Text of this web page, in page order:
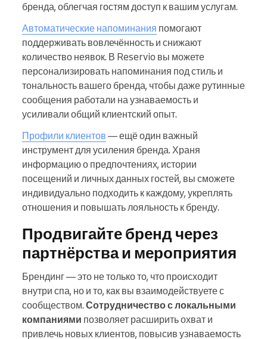
бренда, облегчая гостям доступ к вашим услугам.
Автоматические напоминания помогают
поддерживать вовлечённость и снижают
количество неявок. В Reservio вы можете
персонализировать напоминания под стиль и
тональность вашего бренда, чтобы даже рутинные
сообщения работали на узнаваемость и
усиливали общий клиентский опыт.
Профили клиентов — ещё один важный
инструмент для усиления бренда. Храня
информацию о предпочтениях, истории
посещений и личных данных гостей, вы сможете
индивидуально подходить к каждому, укреплять
отношения и повышать лояльность к бренду.
Продвигайте бренд через
партнёрства и мероприятия
Брендинг — это не только то, что происходит
внутри спа, но и то, как вы взаимодействуете с
сообществом. Сотрудничество с локальными
компаниями позволяет расширить охват и
привлечь новых клиентов, повысив узнаваемость